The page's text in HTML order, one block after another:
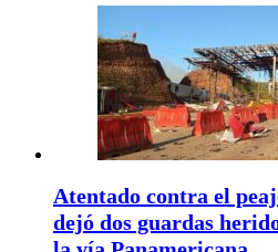
Atentado contra el
dejó dos guardas